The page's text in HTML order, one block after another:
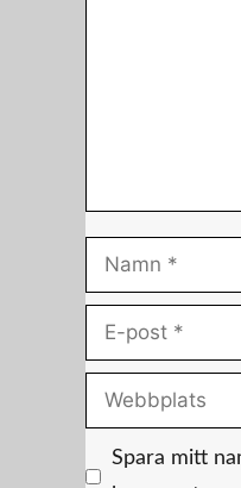
Namn
post
Webbplats
Spara mitt